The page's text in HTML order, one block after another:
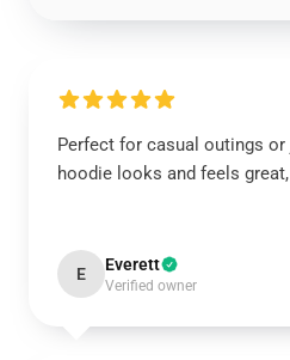
Perfect for casual outings
hoodie looks and feels
E Everett
Verified owner